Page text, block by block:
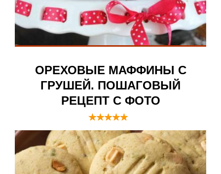
ОРЕХОВЫЕ МАФФИНЫ С
ГРУШЕЙ. ПОШАГОВЫЙ
РЕЦЕПТ С ФОТО